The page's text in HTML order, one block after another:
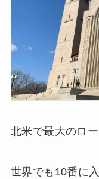
北米で最大のロ
世界でも10番に